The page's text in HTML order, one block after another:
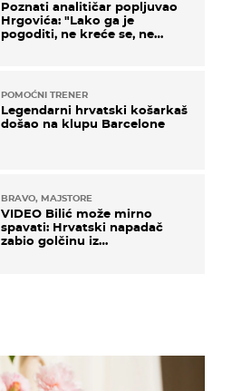
Poznati analitičar popljuvao
Hrgovića: "Lako ga je
pogoditi, ne kreće se, ne
POMOĆNI TRENER
Legendarni hrvatski košarkaš
došao na klupu Barcelone
BRAVO, MAJSTORE
VIDEO Bilić može mirno
spavati: Hrvatski napadač
zabio golčinu iz